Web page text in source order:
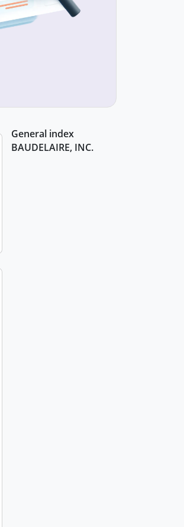
General index
BAUDELAIRE, INC.